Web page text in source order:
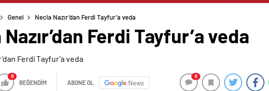
Genel Necla Nazır’dan Ferdi Tayfur’a veda
Ferdi Tayfur’a veda
0
BEĞENDİM ABONE OL News
0